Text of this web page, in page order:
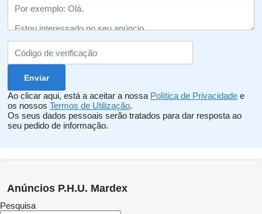
Ao clicar aqui, está a aceitar a nossa Política de Privacidade e
os nossos Termos de Utilização.
Os seus dados pessoais serão tratados para dar resposta ao
seu pedido de informação.
Anúncios P.H.U. Mardex
Pesquisa